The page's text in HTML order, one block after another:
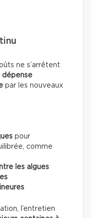
ne s’arrêtent
dépense
par les nouveaux
pour
comme
les algues
l’entretien